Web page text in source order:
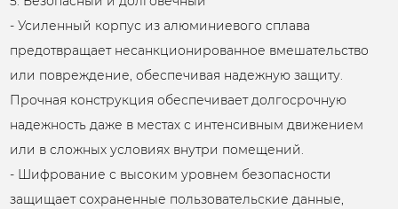
- Усиленный корпус из алюминиевого сплава
предотвращает несанкционированное вмешательство
или повреждение, обеспечивая надежную защиту.
Прочная конструкция обеспечивает долгосрочную
надежность даже в местах с интенсивным движением
или в сложных условиях внутри помещений.
- Шифрование с высоким уровнем безопасности
защищает сохраненные пользовательские данные,